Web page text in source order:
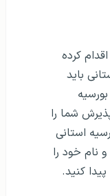
کرده
باید
شما را
استانی
نام خود را
کنید.